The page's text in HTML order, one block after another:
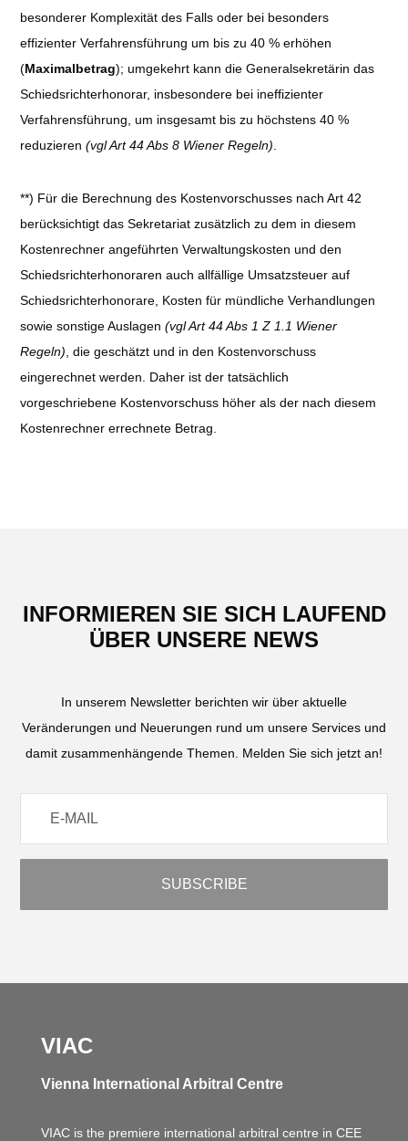
besonderer Komplexität des Falls oder bei besonders
effizienter Verfahrensführung um bis zu 40 % erhöhen
(Maximalbetrag); umgekehrt kann die Generalsekretärin das
Schiedsrichterhonorar, insbesondere bei ineffizienter
Verfahrensführung, um insgesamt bis zu höchstens 40 %
reduzieren (vgl Art 44 Abs 8 Wiener Regeln)
**) Für die Berechnung des Kostenvorschusses nach Art 42
berücksichtigt das Sekretariat zusätzlich zu dem in diesem
Kostenrechner angeführten Verwaltungskosten und den
Schiedsrichterhonoraren auch allfällige Umsatzsteuer auf
Schiedsrichterhonorare, Kosten für mündliche Verhandlungen
sowie sonstige Auslagen (vgl Art 44 Abs 1 Z 1.1 Wiener
Regeln) , die geschätzt und in den Kostenvorschuss
eingerechnet werden. Daher ist der tatsächlich
vorgeschriebene Kostenvorschuss höher als der nach diesem
Kostenrechner errechnete Betrag.
INFORMIEREN SIE SICH LAUFEND
ÜBER UNSERE NEWS
In unserem Newsletter berichten wir über aktuelle
Veränderungen und Neuerungen rund um unsere Services und
damit zusammenhängende Themen. Melden Sie sich jetzt an!
VIAC
Vienna International Arbitral Centre
VIAC is the premiere international arbitral centre in CEE